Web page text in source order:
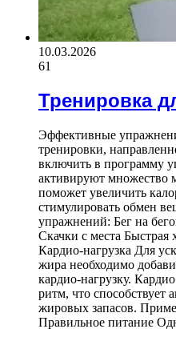
10.03.2026
61
Тренировка
Эффективные
тренировки,
включить в программу
активируют
поможет увеличить
стимулировать обмен
упражнений: Бег на
Скачки с места Быстрая
Кардио-нагрузка Для
жира необходимо
кардио-нагрузку.
ритм, что
жировых запасов.
Правильное питание